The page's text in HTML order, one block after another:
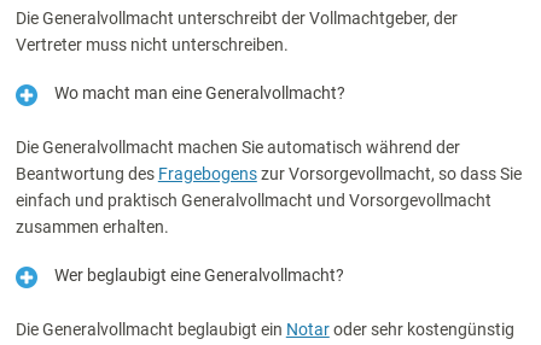
Die Generalvollmacht unterschreibt der Vollmachtgeber, der
Vertreter muss nicht unterschreiben.
Wo macht man eine Generalvollmacht?
Die Generalvollmacht machen Sie automatisch während der
Beantwortung des Fragebogenszur Vorsorgevollmacht, so dass Sie
einfach und praktisch Generalvollmacht und Vorsorgevollmacht
zusammen erhalten.
Wer beglaubigt eine Generalvollmacht?
Die Generalvollmacht beglaubigt ein Notaroder sehr kostengünstig